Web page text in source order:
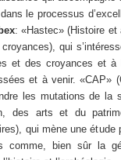
le processus
: «Hastec» (Histoire et
qui
et des croyances et à
et à venir. «CAP»
les mutations de la
des arts et du
qui mène une étude
comme, bien sûr la